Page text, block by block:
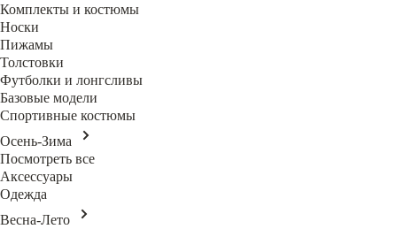
Комплекты и костюмы
Носки
Пижамы
Толстовки
Футболки и лонгсливы
Базовые модели
Спортивные костюмы
Осень-Зима
Посмотреть все
Аксессуары
Одежда
Весна-Лето